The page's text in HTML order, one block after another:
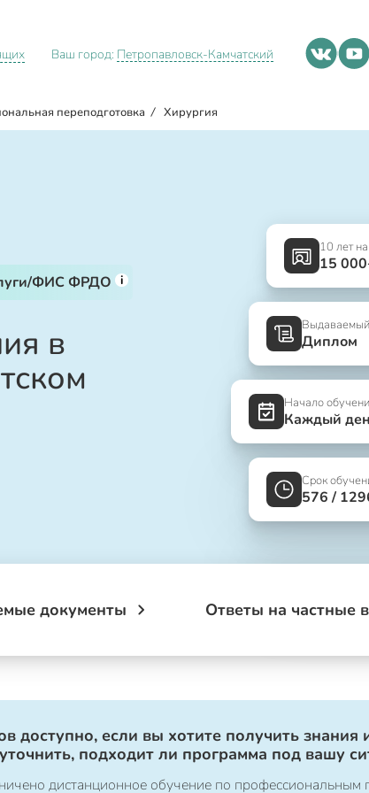
Ваш город: Петропавловск-Камчатский
переподготовка / Хирургия
ФИС ФРДО i
в
10 лет
15
Диплом
Начало
Каждый
Срок
576 /
документы Ответы на частные
доступно, если вы хотите получить
подходит ли программа под вашу
дистанционное обучение по